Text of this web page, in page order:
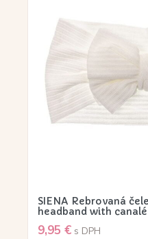
SIENA Rebrovaná
headband with
9,95 € s DPH